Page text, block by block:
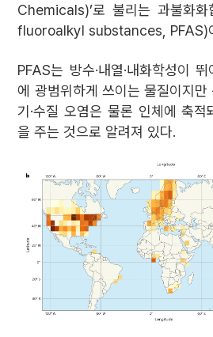
Chemicals)’로 불리는 과불화
fluoroalkyl substances, PFAS)
PFAS는 방수·내열·내화학성이
에 광범위하게 쓰이는 물질이지만
기·수질 오염은 물론 인체에 축
을 주는 것으로 알려져 있다.